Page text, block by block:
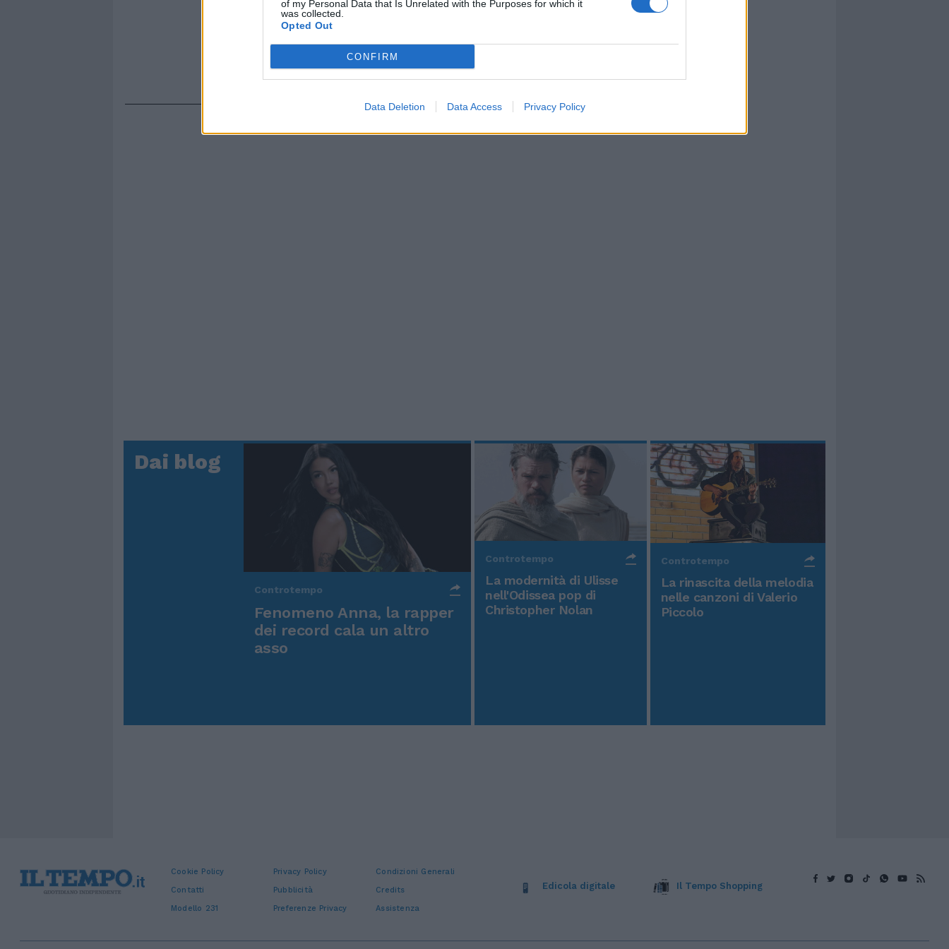
of my Personal Data that Is Unrelated with the Purposes for which it
was collected.
Opted Out
CONFIRM
Data Deletion Data Access Privacy Policy
Dai blog
Controtempo
Fenomeno Anna, la rapper
dei record cala un altro
asso
Controtempo
La modernità di Ulisse
nell'Odissea pop di
Christopher Nolan
Controtempo
La rinascita della melodia
nelle canzoni di Valerio
Piccolo
Cookie Policy Privacy Policy
Condizioni Generali
Contatti
Pubblicità
Credits
Modello 231
Preferenze Privacy Assistenza
Edicola digitale Il Tempo Shopping